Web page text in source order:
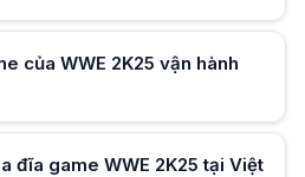
của WWE 2K25 vận hành
đĩa game WWE 2K25 tại Việt